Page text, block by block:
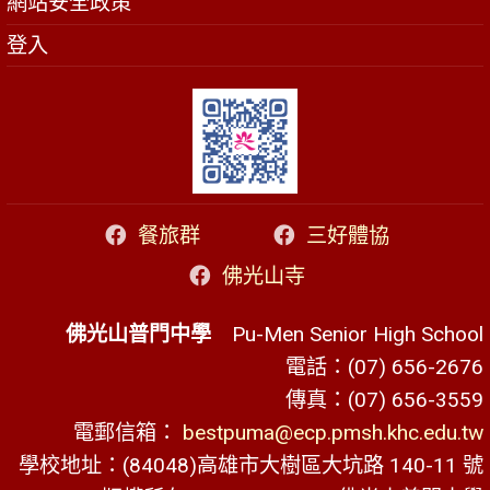
登入
餐旅群
三好體協
佛光山寺
佛光山普門中學 Pu-Men Senior High School
電話：(07) 656-2676
傳真：(07) 656-3559
電郵信箱： bestpuma@ecp.pmsh.khc.edu.tw
學校地址：(84048)高雄市大樹區大坑路 140-11 號